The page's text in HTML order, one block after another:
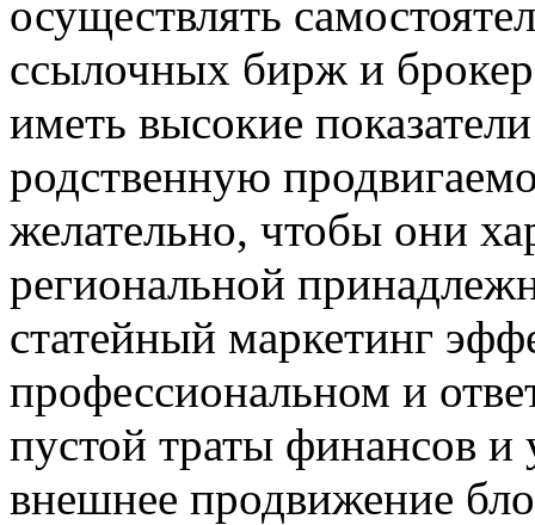
осуществлять
ссылочных бирж и
иметь высокие
родственную
желательно, чтобы они
региональной
статейный маркетинг
профессиональном и
пустой траты финансов
внешнее продвижение